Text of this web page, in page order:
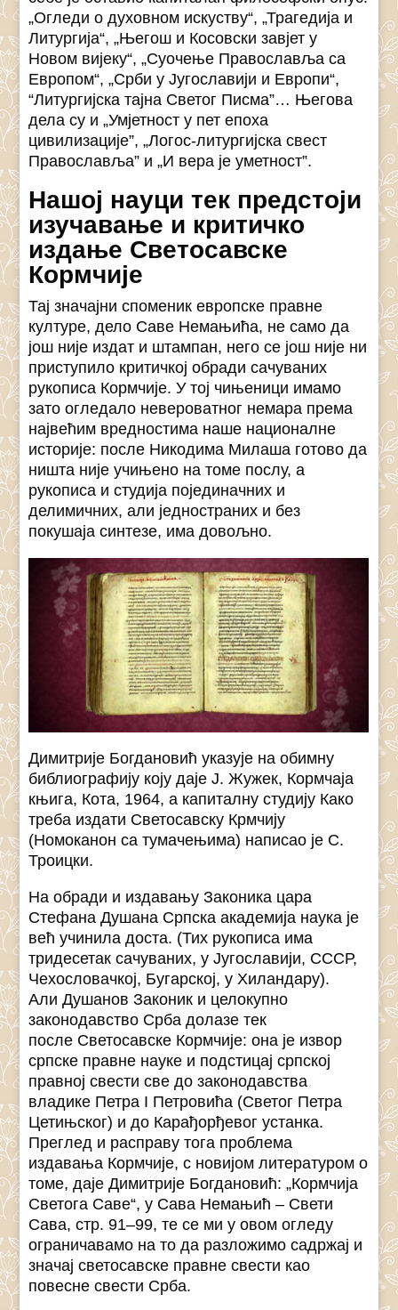
„Огледи о духовном искуству“, „Трагедија и
Литургија“, „Његош и Косовски завјет у
Новом вијеку“, „Суочење Православља са
Европом“, „Срби у Југославији и Европи“,
“Литургијска тајна Светог Писма”… Његова
дела су и „Умјетност у пет епоха
цивилизације”, „Логос-литургијска свест
Православља” и „И вера је уметност”.
Нашој науци тек предстоји
изучавање и критичко
издање Светосавске
Кормчије
Тај значајни споменик европске правне
културе, дело Саве Немањића, не само да
још није издат и штампан, него се још није ни
приступило критичкој обради сачуваних
рукописа Кормчије. У тој чињеници имамо
зато огледало невероватног немара према
највећим вредностима наше националне
историје: после Никодима Милаша готово да
ништа није учињено на томе послу, а
рукописа и студија појединачних и
делимичних, али једностраних и без
покушаја синтезе, има довољно.
Димитрије Богдановић указује на обимну
библиографију коју даје Ј. Жужек, Кормчаја
књига, Кота, 1964, а капиталну студију Како
треба издати Светосавску Крмчију
(Номоканон са тумачењима) написао је С.
Троицки.
На обради и издавању Законика цара
Стефана Душана Српска академија наука је
већ учинила доста. (Тих рукописа има
тридесетак сачуваних, у Југославији, СССР,
Чехословачкој, Бугарској, у Хиландару).
Али Душанов Законик и целокупно
законодавство Срба долазе тек
после Светосавске Кормчије: она је извор
српске правне науке и подстицај српској
правној свести све до законодавства
владике Петра I Петровића (Светог Петра
Цетињског) и до Карађорђевог устанка.
Преглед и расправу тога проблема
издавања Кормчије, с новијом литературом о
томе, даје Димитрије Богдановић: „Кормчија
Светога Саве“, у Сава Немањић – Свети
Сава, стр. 91–99, те се ми у овом огледу
ограничавамо на то да разложимо садржај и
значај светосавске правне свести као
повесне свести Срба.